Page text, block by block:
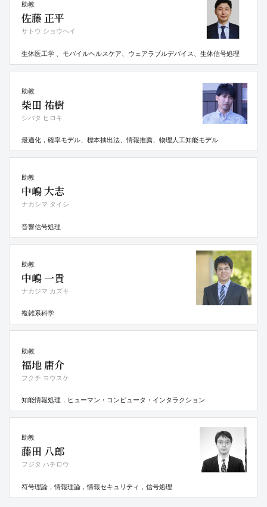
助教
佐藤 正平
サトウ ショウヘイ
生体医工学 、モバイルヘルスケア、ウェアラブルデバイス、生体信号処理
助教
柴田 祐樹
シバタ ヒロキ
最適化，確率モデル、標本抽出法、情報推薦、物理人工知能モデル
助教
中嶋 大志
ナカシマ タイシ
音響信号処理
助教
中嶋 一貴
ナカジマ カズキ
複雑系科学
助教
福地 庸介
フクチ ヨウスケ
知能情報処理，ヒューマン・コンピュータ・インタラクション
助教
藤田 八郎
フジタ ハチロウ
符号理論，情報理論，情報セキュリティ，信号処理